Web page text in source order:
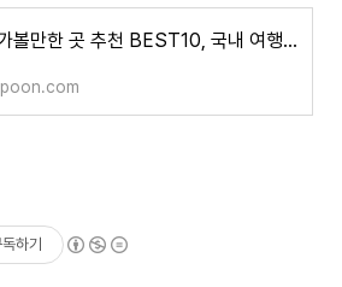
9월 가볼만한 곳 추천 BEST10, 국내 여행지 추천!
하기